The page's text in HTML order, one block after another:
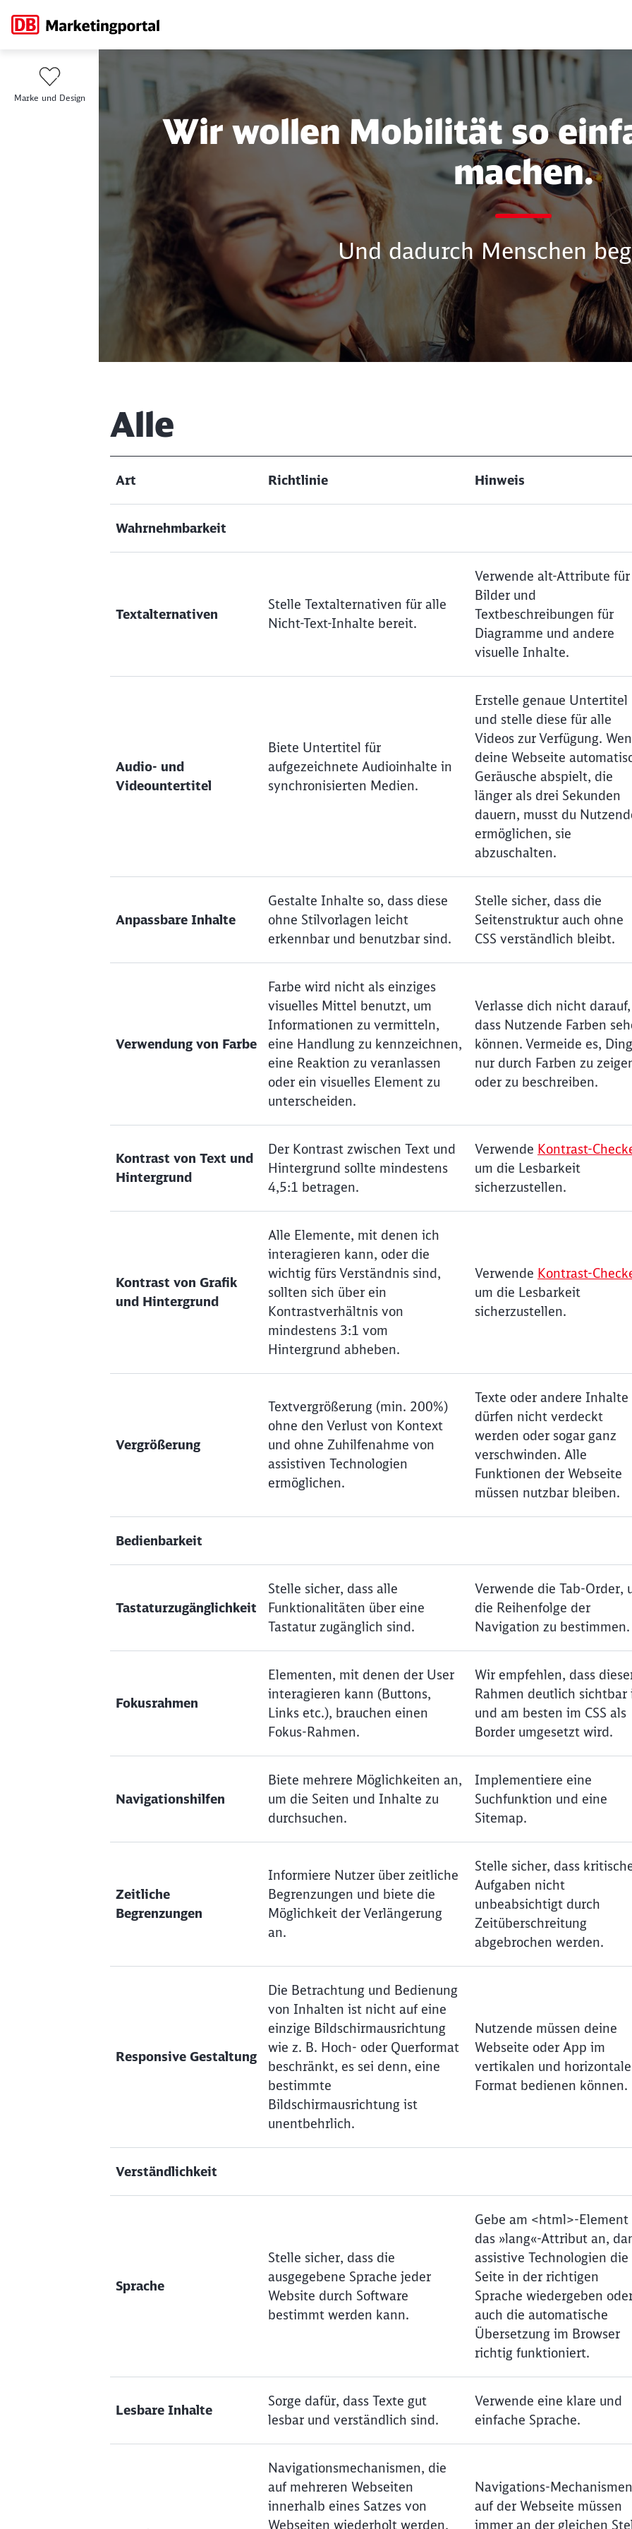
Alle
Marke und Design
Wir wollen Mobilität so
machen.
Und dadurch Menschen
Artikel:
Alle
Art Richtlinie Hinweis
Wahrnehmbarkeit
Textalternativen
Stelle Textalternativen für alle
Nicht-Text-Inhalte bereit.
Verwende alt-Attribute für
Bilder und
Textbeschreibungen für
Diagramme und andere
visuelle Inhalte.
Audio- und
Videountertitel
Biete Untertitel für
aufgezeichnete Audioinhalte in
synchronisierten Medien.
Erstelle genaue Untertitel
und stelle diese für alle
Videos zur Verfügung.
deine Webseite
Geräusche abspielt, die
länger als drei Sekunden
dauern, musst du
ermöglichen, sie
abzuschalten.
Anpassbare Inhalte
Gestalte Inhalte so, dass diese
ohne Stilvorlagen leicht
erkennbar und benutzbar sind.
Stelle sicher, dass die
Seitenstruktur auch ohne
CSS verständlich bleibt.
Verwendung von Farbe
Farbe wird nicht als einziges
visuelles Mittel benutzt, um
Informationen zu vermitteln,
eine Handlung zu kennzeichnen,
eine Reaktion zu veranlassen
oder ein visuelles Element zu
unterscheiden.
Verlasse dich nicht darauf,
dass Nutzende Farben
können. Vermeide es,
nur durch Farben zu
oder zu beschreiben.
Kontrast von Text und
Hintergrund
Der Kontrast zwischen Text und
Hintergrund sollte mindestens
4,5:1 betragen.
Verwende Kontrast-
um die Lesbarkeit
sicherzustellen.
Kontrast von Grafik
und Hintergrund
Alle Elemente, mit denen ich
interagieren kann, oder die
wichtig fürs Verständnis sind,
sollten sich über ein
Kontrastverhältnis von
mindestens 3:1 vom
Hintergrund abheben.
Verwende Kontrast-
um die Lesbarkeit
sicherzustellen.
Vergrößerung
Textvergrößerung (min. 200%)
ohne den Verlust von Kontext
und ohne Zuhilfenahme von
assistiven Technologien
ermöglichen.
Texte oder andere Inhalte
dürfen nicht verdeckt
werden oder sogar ganz
verschwinden. Alle
Funktionen der Webseite
müssen nutzbar bleiben.
Bedienbarkeit
Tastaturzugänglichkeit
Stelle sicher, dass alle
Funktionalitäten über eine
Tastatur zugänglich sind.
Verwende die Tab-Order,
die Reihenfolge der
Navigation zu bestimmen.
Fokusrahmen
Elementen, mit denen der User
interagieren kann (Buttons,
Links etc.), brauchen einen
Fokus-Rahmen.
Wir empfehlen, dass
Rahmen deutlich sichtbar
und am besten im CSS als
Border umgesetzt wird.
Navigationshilfen
Biete mehrere Möglichkeiten an,
um die Seiten und Inhalte zu
durchsuchen.
Implementiere eine
Suchfunktion und eine
Sitemap.
Zeitliche
Begrenzungen
Informiere Nutzer über zeitliche
Begrenzungen und biete die
Möglichkeit der Verlängerung
an.
Stelle sicher, dass
Aufgaben nicht
unbeabsichtigt durch
Zeitüberschreitung
abgebrochen werden.
Responsive Gestaltung
Die Betrachtung und Bedienung
von Inhalten ist nicht auf eine
einzige Bildschirmausrichtung
wie z. B. Hoch- oder Querformat
beschränkt, es sei denn, eine
bestimmte
Bildschirmausrichtung ist
unentbehrlich.
Nutzende müssen deine
Webseite oder App im
vertikalen und
Format bedienen können.
Verständlichkeit
Sprache
Stelle sicher, dass die
ausgegebene Sprache jeder
Website durch Software
bestimmt werden kann.
Gebe am <html>-Element
das »lang«-Attribut an,
assistive Technologien die
Seite in der richtigen
Sprache wiedergeben
auch die automatische
Übersetzung im Browser
richtig funktioniert.
Lesbare Inhalte
Sorge dafür, dass Texte gut
lesbar und verständlich sind.
Verwende eine klare und
einfache Sprache.
Navigationsmechanismen, die
auf mehreren Webseiten
innerhalb eines Satzes von
Webseiten wiederholt werden,
Navigations-Mechanismen
auf der Webseite müssen
immer an der gleichen
Möchten Sie zuweitergeleitet werden?
Abbrechen Weiter